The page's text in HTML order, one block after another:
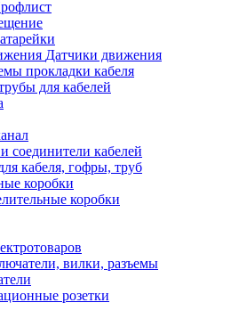
Датчики движения
прокладки кабеля
для кабелей
соединители кабелей
кабеля, гофры, труб
коробки
коробки
вилки, разъемы
розетки